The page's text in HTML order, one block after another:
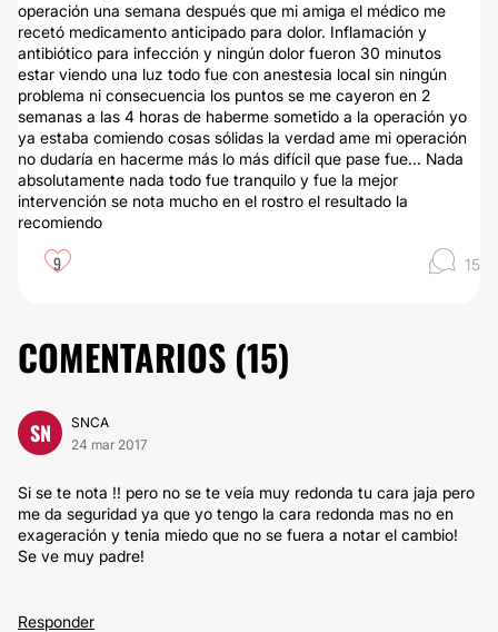
operación una semana después que mi amiga el médico me
recetó medicamento anticipado para dolor. Inflamación y
antibiótico para infección y ningún dolor fueron 30 minutos
estar viendo una luz todo fue con anestesia local sin ningún
problema ni consecuencia los puntos se me cayeron en 2
semanas a las 4 horas de haberme sometido a la operación yo
ya estaba comiendo cosas sólidas la verdad ame mi operación
no dudaría en hacerme más lo más difícil que pase fue... Nada
absolutamente nada todo fue tranquilo y fue la mejor
intervención se nota mucho en el rostro el resultado la
recomiendo
9 15
COMENTARIOS (15)
SN
SNCA
24 mar 2017
Si se te nota !! pero no se te veía muy redonda tu cara jaja pero
me da seguridad ya que yo tengo la cara redonda mas no en
exageración y tenia miedo que no se fuera a notar el cambio!
Se ve muy padre!
Responder